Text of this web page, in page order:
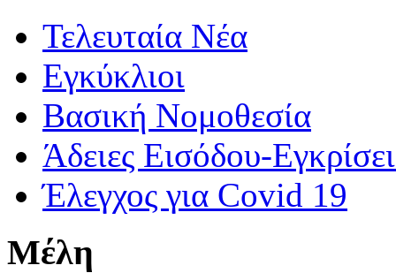
Τελευταία Νέα
Εγκύκλιοι
Βασική Νομοθεσία
Άδειες Εισόδου-
Έλεγχος για Covid 19
Μέλη